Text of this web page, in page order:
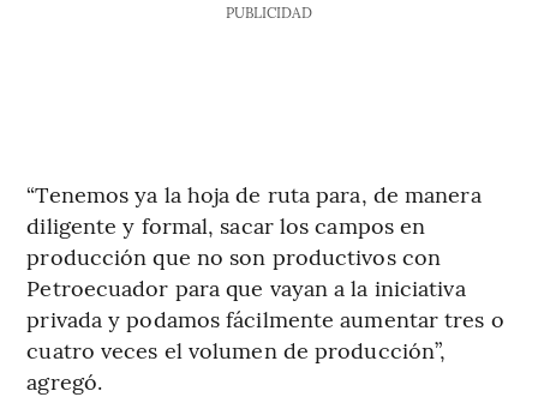
PUBLICIDAD
“Tenemos ya la hoja de ruta para, de manera
diligente y formal, sacar los campos en
producción que no son productivos con
Petroecuador para que vayan a la iniciativa
privada y podamos fácilmente aumentar tres o
cuatro veces el volumen de producción”,
agregó.